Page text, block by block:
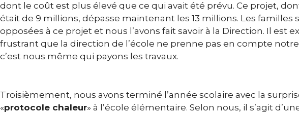
dont le coût est plus élevé que ce qui avait été prévu. Ce projet,
était de 9 millions, dépasse maintenant les 13 millions. Les familles
opposées à ce projet et nous l’avons fait savoir à la Direction. Il est
frustrant que la direction de l’école ne prenne pas en compte
c’est nous même qui payons les travaux.
Troisièmement, nous avons terminé l’année scolaire avec la
«protocole chaleur» à l’école élémentaire. Selon nous, il s’agit